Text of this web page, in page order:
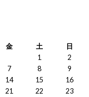
金 土
日
1
2
7 8
9
14 15
16
21 22 23